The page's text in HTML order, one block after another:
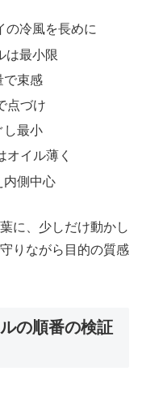
の冷風を長めに
は最小限
で束感
点づけ
し最小
オイル薄く
内側中心
に、少しだけ動かし
りながら目的の質感
の順番の検証